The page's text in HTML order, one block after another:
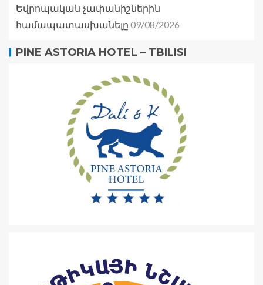
Եվրոպական չափանիշներին
համապատասխանելը 09/08/2026
PINE ASTORIA HOTEL – TBILISI